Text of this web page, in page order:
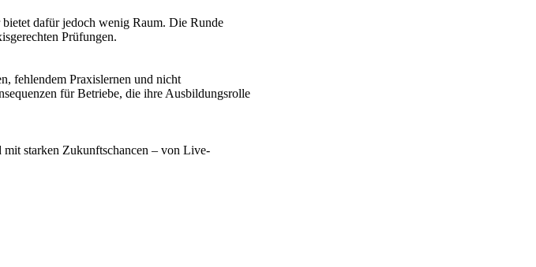
dafür jedoch wenig Raum. Die Runde
Prüfungen.
fehlendem Praxislernen und nicht
für Betriebe, die ihre Ausbildungsrolle
mit starken Zukunftschancen – von Live-